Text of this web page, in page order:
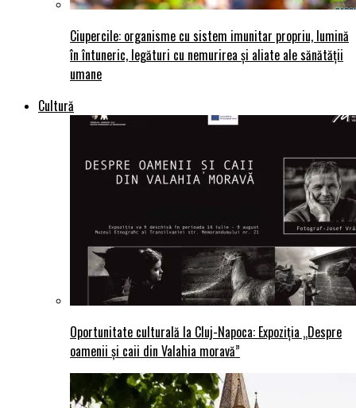
Ciupercile: organisme cu sistem imunitar propriu, lumină
în întuneric, legături cu nemurirea și aliate ale sănătății
umane
Cultură
Oportunitate culturală la Cluj-Napoca: Expoziția „Despre
oamenii și caii din Valahia moravă”